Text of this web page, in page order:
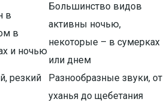
в
в
и ночью
Большинство видов
активны ночью,
некоторые – в сумерках
или днем
резкий
Разнообразные звуки, от
уханья до щебетания